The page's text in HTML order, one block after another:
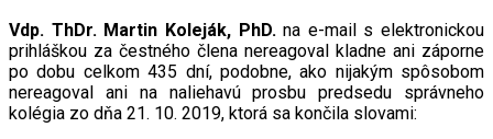
Vdp. ThDr. Martin Koleják, PhD.na e-mail s elektronickou
prihláškou za čestného člena nereagoval kladne ani záporne
po dobu celkom 435 dní, podobne, ako nijakým spôsobom
nereagoval ani na naliehavú prosbu predsedu správneho
kolégia zo dňa 21. 10. 2019, ktorá sa končila slovami: